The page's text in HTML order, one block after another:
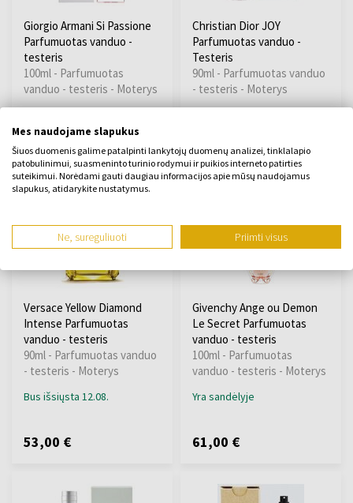
Giorgio Armani Si Passione
Parfumuotas vanduo -
testeris
100ml - Parfumuotas
vanduo - testeris - Moterys
71,00 €
Christian Dior JOY
Parfumuotas vanduo -
Testeris
90ml - Parfumuotas vanduo
- testeris - Moterys
90,00 €
Versace Yellow Diamond
Intense Parfumuotas
vanduo - testeris
90ml - Parfumuotas vanduo
- testeris - Moterys
Bus išsiųsta 12.08.
53,00 €
Givenchy Ange ou Demon
Le Secret Parfumuotas
vanduo - testeris
100ml - Parfumuotas
vanduo - testeris - Moterys
Yra sandėlyje
61,00 €
Mes naudojame slapukus
Šiuos duomenis galime patalpinti lankytojų duomenų analizei, tinklalapio
patobulinimui, suasmeninto turinio rodymui ir puikios interneto patirties
suteikimui. Norėdami gauti daugiau informacijos apie mūsų naudojamus
slapukus, atidarykite nustatymus.
Ne, sureguliuoti Priimti visus